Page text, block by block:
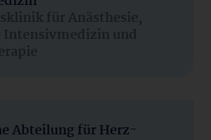
für Anästhesie,
und
Abteilung für Herz-